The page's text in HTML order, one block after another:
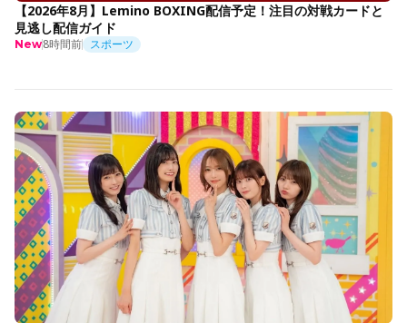
【2026年8月】Lemino BOXING配信予定！注目の対戦カードと
見逃し配信ガイド
New8時間前 スポーツ